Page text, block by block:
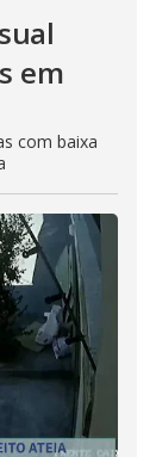
em
com baixa